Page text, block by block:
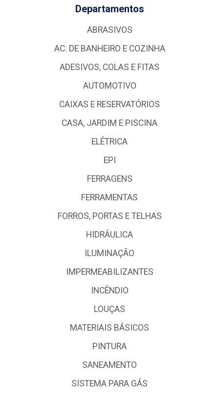
Departamentos
ABRASIVOS
AC. DE BANHEIRO E COZINHA
ADESIVOS, COLAS E FITAS
AUTOMOTIVO
CAIXAS E RESERVATÓRIOS
CASA, JARDIM E PISCINA
ELÉTRICA
EPI
FERRAGENS
FERRAMENTAS
FORROS, PORTAS E TELHAS
HIDRÁULICA
ILUMINAÇÃO
IMPERMEABILIZANTES
INCÊNDIO
LOUÇAS
MATERIAIS BÁSICOS
PINTURA
SANEAMENTO
SISTEMA PARA GÁS